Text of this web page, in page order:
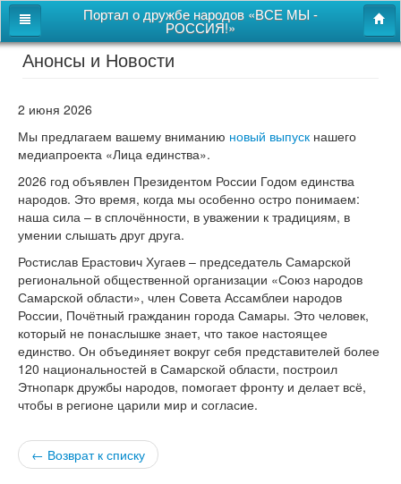
Портал о дружбе народов «ВСЕ МЫ -
РОССИЯ!»
Главная
Новости
СВОи
Этнокультурная карта
Казачий центр
Детям
Видео
Поиск
Карта сайта
Перейти к полной
версии сайта
Анонсы и Новости
2 июня 2026
Мы предлагаем вашему вниманию новый выпуск нашего
медиапроекта «Лица единства».
2026 год объявлен Президентом России Годом единства
народов. Это время, когда мы особенно остро понимаем:
наша сила – в сплочённости, в уважении к традициям, в
умении слышать друг друга.
Ростислав Ерастович Хугаев – председатель Самарской
региональной общественной организации «Союз народов
Самарской области», член Совета Ассамблеи народов
России, Почётный гражданин города Самары. Это человек,
который не понаслышке знает, что такое настоящее
единство. Он объединяет вокруг себя представителей более
120 национальностей в Самарской области, построил
Этнопарк дружбы народов, помогает фронту и делает всё,
чтобы в регионе царили мир и согласие.
← Возврат к списку